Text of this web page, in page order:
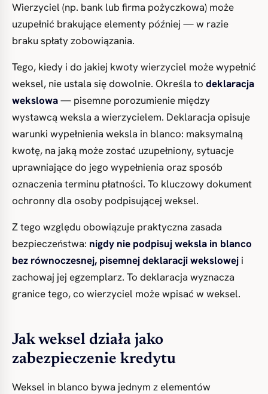
Wierzyciel (np. bank lub firma pożyczkowa) może
uzupełnić brakujące elementy później — w razie
braku spłaty zobowiązania.
Tego, kiedy i do jakiej kwoty wierzyciel może wypełnić
weksel, nie ustala się dowolnie. Określa to deklaracja
wekslowa— pisemne porozumienie między
wystawcą weksla a wierzycielem. Deklaracja opisuje
warunki wypełnienia weksla in blanco: maksymalną
kwotę, na jaką może zostać uzupełniony, sytuacje
uprawniające do jego wypełnienia oraz sposób
oznaczenia terminu płatności. To kluczowy dokument
ochronny dla osoby podpisującej weksel.
Z tego względu obowiązuje praktyczna zasada
bezpieczeństwa: nigdy nie podpisuj weksla in blanco
bez równoczesnej, pisemnej deklaracji wekslowej i
zachowaj jej egzemplarz. To deklaracja wyznacza
granice tego, co wierzyciel może wpisać w weksel.
Jak weksel działa jako
zabezpieczenie kredytu
Weksel in blanco bywa jednym z elementów